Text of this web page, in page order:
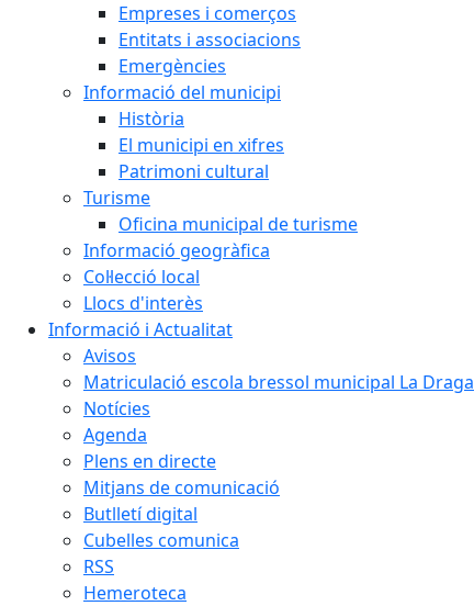
Empreses i comerços
Entitats i associacions
Emergències
Informació del municipi
Història
El municipi en xifres
Patrimoni cultural
Turisme
Oficina municipal de turisme
Informació geogràfica
Col·lecció local
Llocs d'interès
Informació i Actualitat
Avisos
Matriculació escola bressol municipal La Draga
Notícies
Agenda
Plens en directe
Mitjans de comunicació
Butlletí digital
Cubelles comunica
RSS
Hemeroteca